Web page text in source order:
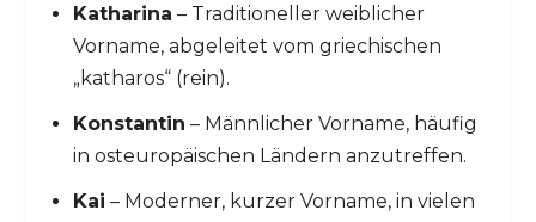
Katharina – Traditioneller weiblicher
Vorname, abgeleitet vom griechischen
„katharos“ (rein).
Konstantin – Männlicher Vorname, häufig
in osteuropäischen Ländern anzutreffen.
Kai – Moderner, kurzer Vorname, in vielen